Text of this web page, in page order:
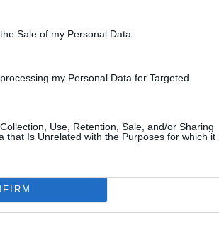
Sale of my Personal Data.
my Personal Data for Targeted
Use, Retention, Sale, and/or Sharing
that Is Unrelated with the Purposes for which it